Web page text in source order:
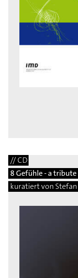
// CD
8 Gefühle - a
kuratiert von Stefan